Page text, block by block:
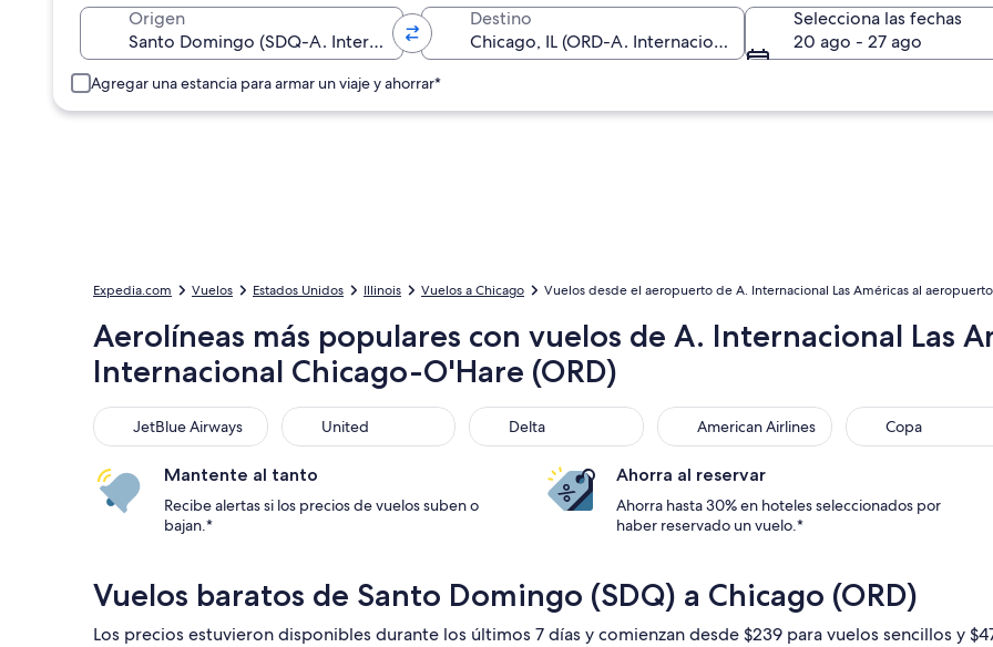
ventanaOrigen Destino
Selecciona las fechas
20 ago - 27 ago
Agregar una estancia para armar un viaje y ahorrar*
Expedia.com Vuelos Estados Unidos Illinois Vuelos a Chicago Vuelos desde el aeropuerto de A. Internacional Las Américas al
Aerolíneas más populares con vuelos de A. Internacional Las
Internacional Chicago-O'Hare (ORD)
JetBlue Airways
JetBlue Airways United
United Delta
Delta American Airlines
American Airlines Copa
Copa
Mantente al tanto
Recibe alertas si los precios de vuelos suben o
bajan.*
Ahorra al reservar
Ahorra hasta 30% en hoteles seleccionados por
haber reservado un vuelo.*
Vuelos baratos de Santo Domingo (SDQ) a Chicago (ORD)
Los precios estuvieron disponibles durante los últimos 7 días y comienzan desde $239 para vuelos sencillos y